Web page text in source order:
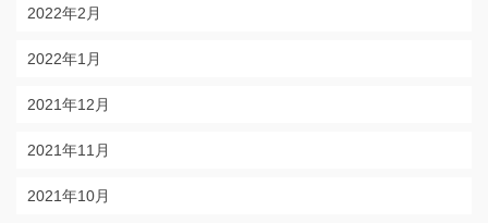
2022年2月
2022年1月
2021年12月
2021年11月
2021年10月